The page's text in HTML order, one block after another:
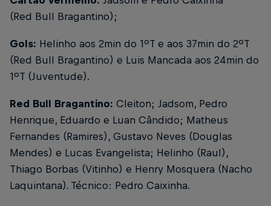
(Red Bull Bragantino);
Gols: Helinho aos 2min do 1ºT e aos 37min do 2ºT
(Red Bull Bragantino) e Luis Mancada aos 24min do
1ºT (Juventude).
Red Bull Bragantino: Cleiton; Jadsom, Pedro
Henrique, Eduardo e Luan Cândido; Matheus
Fernandes (Ramires), Gustavo Neves (Douglas
Mendes) e Lucas Evangelista; Helinho (Raul),
Thiago Borbas (Vitinho) e Henry Mosquera (Nacho
Laquintana). Técnico: Pedro Caixinha.